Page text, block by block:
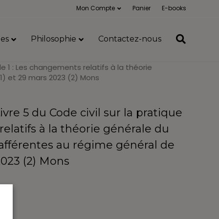
Mon Compte Panier E-books
Philosophie Contactez-nous
1 : Les changements relatifs à la théorie
et 29 mars 2023 (2) Mons
5 du Code civil sur la pratique
à la théorie générale du
au régime général de
(2) Mons